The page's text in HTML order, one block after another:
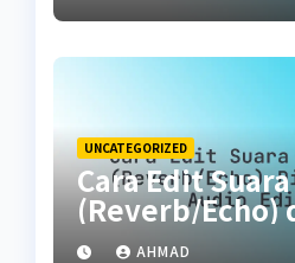
UNCATEGORIZED
Cara Edit
(Reverb/Echo)
Audio Editor)
AHMAD